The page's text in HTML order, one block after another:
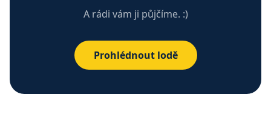
A rádi vám ji půjčíme. :)
Prohlédnout lodě